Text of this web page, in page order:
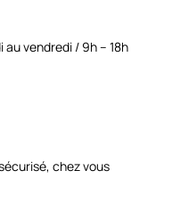
vendredi / 9h – 18h
chez vous